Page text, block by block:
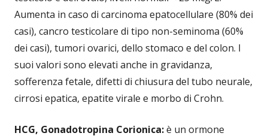
Aumenta in caso di carcinoma epatocellulare (80% dei
casi), cancro testicolare di tipo non-seminoma (60%
dei casi), tumori ovarici, dello stomaco e del colon. I
suoi valori sono elevati anche in gravidanza,
sofferenza fetale, difetti di chiusura del tubo neurale,
cirrosi epatica, epatite virale e morbo di Crohn.
HCG, Gonadotropina Corionica:è un ormone